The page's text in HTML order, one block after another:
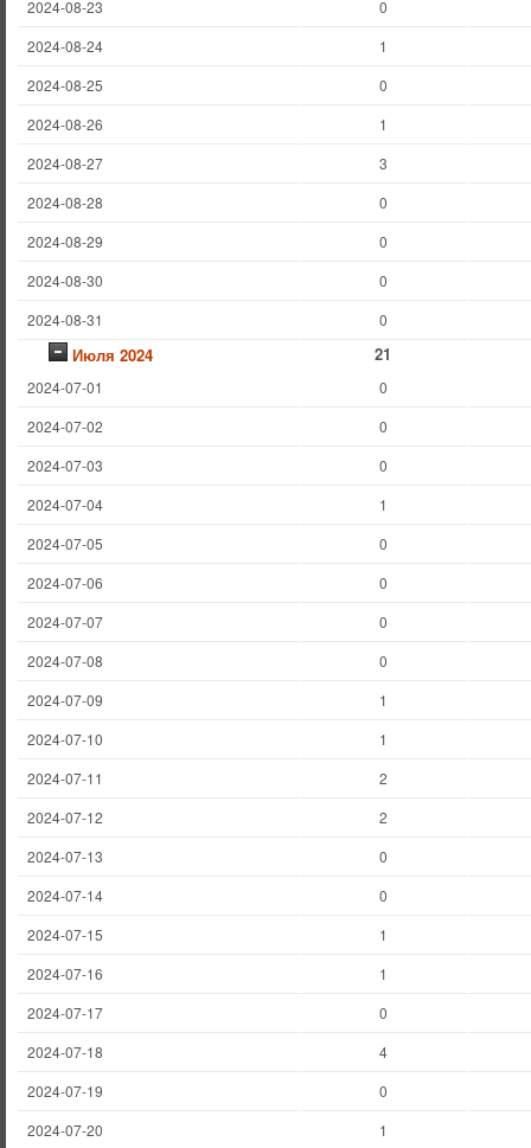
2024-08-23
0
2024-08-24
1
2024-08-25
0
2024-08-26
1
2024-08-27
3
2024-08-28
0
2024-08-29
0
2024-08-30
0
2024-08-31
0
Июля 2024 21
2024-07-01
0
2024-07-02
0
2024-07-03
0
2024-07-04
1
2024-07-05
0
2024-07-06
0
2024-07-07
0
2024-07-08
0
2024-07-09
1
2024-07-10
1
2024-07-11
2
2024-07-12
2
2024-07-13
0
2024-07-14
0
2024-07-15
1
2024-07-16
1
2024-07-17
0
2024-07-18
4
2024-07-19
0
2024-07-20
1